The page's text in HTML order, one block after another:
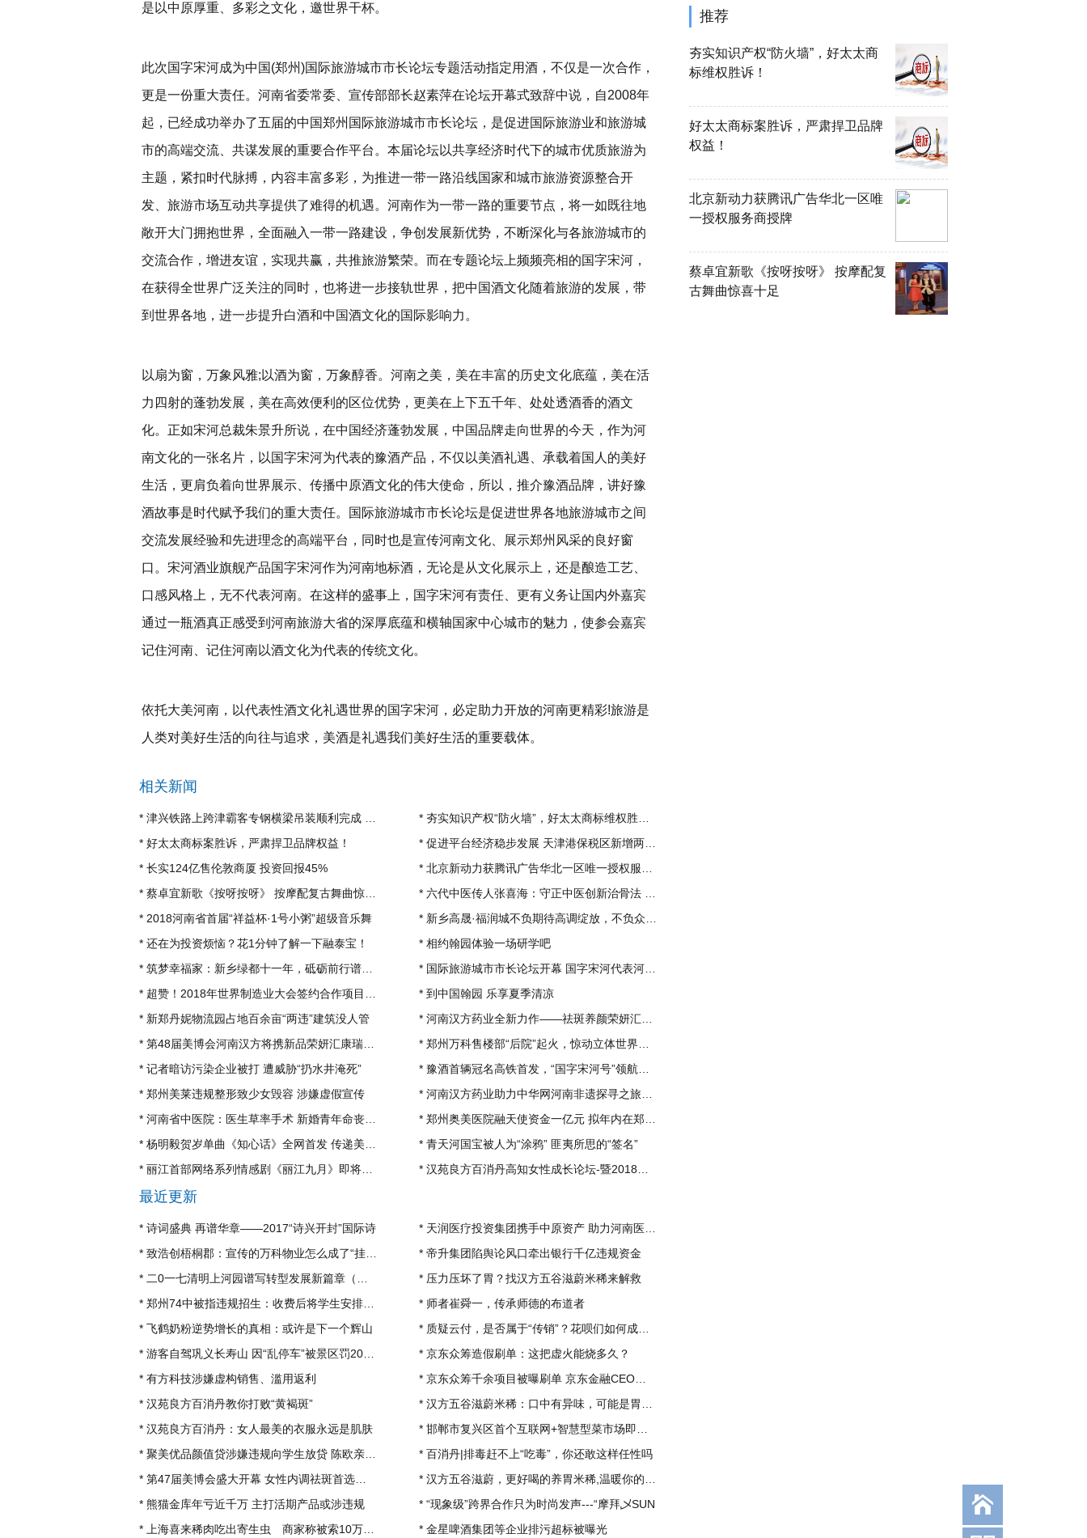
是以中原厚重、多彩之文化，邀世界干杯。
此次国字宋河成为中国(郑州)国际旅游城市市长论坛专题活动指定用酒，不仅是一次合作，
更是一份重大责任。河南省委常委、宣传部部长赵素萍在论坛开幕式致辞中说，自2008年
起，已经成功举办了五届的中国郑州国际旅游城市市长论坛，是促进国际旅游业和旅游城
市的高端交流、共谋发展的重要合作平台。本届论坛以共享经济时代下的城市优质旅游为
主题，紧扣时代脉搏，内容丰富多彩，为推进一带一路沿线国家和城市旅游资源整合开
发、旅游市场互动共享提供了难得的机遇。河南作为一带一路的重要节点，将一如既往地
敞开大门拥抱世界，全面融入一带一路建设，争创发展新优势，不断深化与各旅游城市的
交流合作，增进友谊，实现共赢，共推旅游繁荣。而在专题论坛上频频亮相的国字宋河，
在获得全世界广泛关注的同时，也将进一步接轨世界，把中国酒文化随着旅游的发展，带
到世界各地，进一步提升白酒和中国酒文化的国际影响力。
以扇为窗，万象风雅;以酒为窗，万象醇香。河南之美，美在丰富的历史文化底蕴，美在活
力四射的蓬勃发展，美在高效便利的区位优势，更美在上下五千年、处处透酒香的酒文
化。正如宋河总裁朱景升所说，在中国经济蓬勃发展，中国品牌走向世界的今天，作为河
南文化的一张名片，以国字宋河为代表的豫酒产品，不仅以美酒礼遇、承载着国人的美好
生活，更肩负着向世界展示、传播中原酒文化的伟大使命，所以，推介豫酒品牌，讲好豫
酒故事是时代赋予我们的重大责任。国际旅游城市市长论坛是促进世界各地旅游城市之间
交流发展经验和先进理念的高端平台，同时也是宣传河南文化、展示郑州风采的良好窗
口。宋河酒业旗舰产品国字宋河作为河南地标酒，无论是从文化展示上，还是酿造工艺、
口感风格上，无不代表河南。在这样的盛事上，国字宋河有责任、更有义务让国内外嘉宾
通过一瓶酒真正感受到河南旅游大省的深厚底蕴和横轴国家中心城市的魅力，使参会嘉宾
记住河南、记住河南以酒文化为代表的传统文化。
依托大美河南，以代表性酒文化礼遇世界的国字宋河，必定助力开放的河南更精彩!旅游是
人类对美好生活的向往与追求，美酒是礼遇我们美好生活的重要载体。
相关新闻
* 津兴铁路上跨津霸客专钢横梁吊装顺利完成 助力 * 夯实知识产权“防火墙”，好太太商标维权胜诉！
* 好太太商标案胜诉，严肃捍卫品牌权益！ * 促进平台经济稳步发展 天津港保税区新增两家网
* 长实124亿售伦敦商厦 投资回报45% * 北京新动力获腾讯广告华北一区唯一授权服务商授
* 蔡卓宜新歌《按呀按呀》 按摩配复古舞曲惊喜十 * 六代中医传人张喜海：守正中医创新治骨法 传承
* 2018河南省首届“祥益杯·1号小粥”超级音乐舞 * 新乡高晟·福润城不负期待高调绽放，不负众望续
* 还在为投资烦恼？花1分钟了解一下融泰宝！ * 相约翰园体验一场研学吧
* 筑梦幸福家：新乡绿都十一年，砥砺前行谱华章 * 国际旅游城市市长论坛开幕 国字宋河代表河南礼
* 超赞！2018年世界制造业大会签约合作项目436个 * 到中国翰园 乐享夏季清凉
* 新郑丹妮物流园占地百余亩“两违”建筑没人管 * 河南汉方药业全新力作——祛斑养颜荣妍汇康瑞森
* 第48届美博会河南汉方将携新品荣妍汇康瑞森牌百 * 郑州万科售楼部“后院”起火，惊动立体世界小区
* 记者暗访污染企业被打 遭威胁“扔水井淹死” * 豫酒首辆冠名高铁首发，“国字宋河号”领航豫酒
* 郑州美莱违规整形致少女毁容 涉嫌虚假宣传 * 河南汉方药业助力中华网河南非遗探寻之旅启动
* 河南省中医院：医生草率手术 新婚青年命丧黄泉 * 郑州奥美医院融天使资金一亿元 拟年内在郑州开
* 杨明毅贺岁单曲《知心话》全网首发 传递美好和 * 青天河国宝被人为“涂鸦” 匪夷所思的“签名”
* 丽江首部网络系列情感剧《丽江九月》即将开机 * 汉苑良方百消丹高知女性成长论坛-暨2018跨年分
最近更新
* 诗词盛典 再谱华章——2017“诗兴开封”国际诗 * 天润医疗投资集团携手中原资产 助力河南医疗康
* 致浩创梧桐郡：宣传的万科物业怎么成了“挂羊头 * 帝升集团陷舆论风口牵出银行千亿违规资金
* 二0一七清明上河园谱写转型发展新篇章（组图） * 压力压坏了胃？找汉方五谷滋蔚米稀来解救
* 郑州74中被指违规招生：收费后将学生安排到其他 * 师者崔舜一，传承师德的布道者
* 飞鹤奶粉逆势增长的真相：或许是下一个辉山 * 质疑云付，是否属于“传销”？花呗们如何成了套
* 游客自驾巩义长寿山 因“乱停车”被景区罚200元 * 京东众筹造假刷单：这把虚火能烧多久？
* 有方科技涉嫌虚构销售、滥用返利 * 京东众筹千余项目被曝刷单 京东金融CEO或涉及
* 汉苑良方百消丹教你打败“黄褐斑” * 汉方五谷滋蔚米稀：口中有异味，可能是胃出了问
* 汉苑良方百消丹：女人最美的衣服永远是肌肤 * 邯郸市复兴区首个互联网+智慧型菜市场即将完工
* 聚美优品颜值贷涉嫌违规向学生放贷 陈欧亲自代 * 百消丹|排毒赶不上“吃毒”，你还敢这样任性吗
* 第47届美博会盛大开幕 女性内调祛斑首选品牌玉 * 汉方五谷滋蔚，更好喝的养胃米稀,温暖你的每一
* 熊猫金库年亏近千万 主打活期产品或涉违规 * “现象级”跨界合作只为时尚发声---“摩拜乄SUN
*
上海喜来稀肉吃出寄生虫 商家称被索10万封口费 * 金星啤酒集团等企业排污超标被曝光
推荐
夯实知识产权“防火墙”，好太太商
标维权胜诉！
好太太商标案胜诉，严肃捍卫品牌
权益！
北京新动力获腾讯广告华北一区唯
一授权服务商授牌
蔡卓宜新歌《按呀按呀》 按摩配复
古舞曲惊喜十足